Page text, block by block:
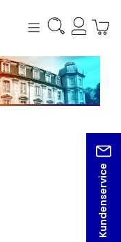
Kundenservice